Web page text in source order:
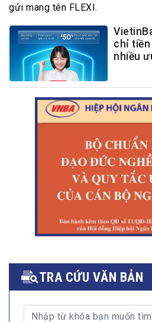
gửi mang tên FLEXI.
chỉ tiền
nhiều
TRA CỨU VĂN BẢN